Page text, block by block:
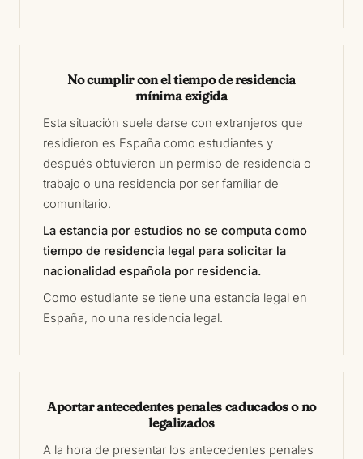
No cumplir con el tiempo de residencia
mínima exigida
Esta situación suele darse con extranjeros que
residieron es España como estudiantes y
después obtuvieron un permiso de residencia o
trabajo o una residencia por ser familiar de
comunitario.
La estancia por estudios no se computa como
tiempo de residencia legal para solicitar la
nacionalidad española por residencia.
Como estudiante se tiene una estancia legal en
España, no una residencia legal.
Aportar antecedentes penales caducados o no
legalizados
A la hora de presentar los antecedentes penales